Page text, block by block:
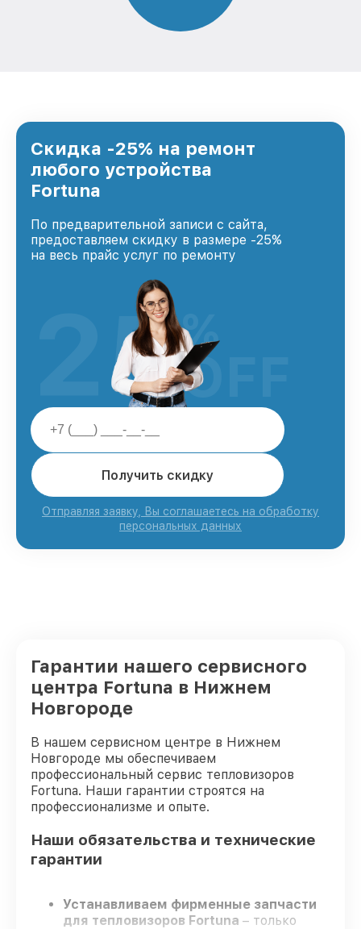
Скидка -25% на ремонт
любого устройства
Fortuna
По предварительной записи с сайта,
предоставляем скидку в размере -25%
на весь прайс услуг по ремонту
Получить скидку
Отправляя заявку, Вы соглашаетесь на обработку
персональных данных
25%
OFF
Гарантии нашего сервисного
центра Fortuna в Нижнем
Новгороде
В нашем сервисном центре в Нижнем
Новгороде мы обеспечиваем
профессиональный сервис тепловизоров
Fortuna. Наши гарантии строятся на
профессионализме и опыте.
Наши обязательства и технические
гарантии
Устанавливаем фирменные запчасти
для тепловизоров Fortuna – только